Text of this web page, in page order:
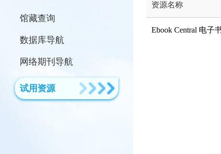
馆藏查询
数据库导航
网络期刊导航
试用资源
资源名称
Ebook Central 电子